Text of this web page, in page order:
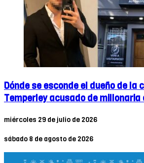
Dónde se esconde el dueño de la
Temperley acusado de
miércoles 29 de julio de 2026
sábado 8 de agosto de 2026